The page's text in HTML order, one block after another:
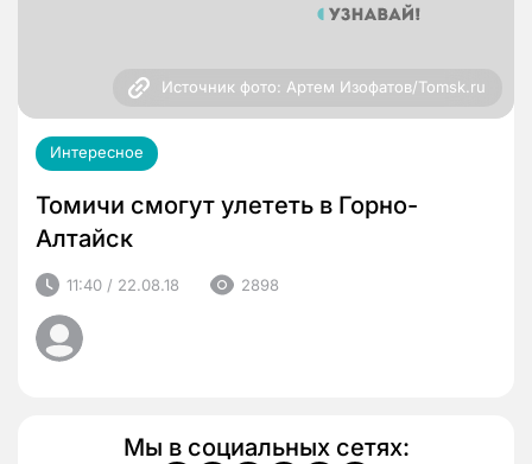
Источник фото: Артем Изофатов/Tomsk.ru
Интересное
Томичи смогут улететь в Горно-
Алтайск
11:40 / 22.08.18 2898
Мы в социальных сетях: